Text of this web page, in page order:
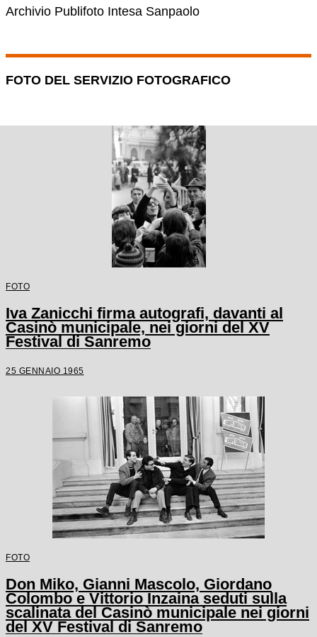
Archivio Publifoto Intesa Sanpaolo
FOTO DEL SERVIZIO FOTOGRAFICO
FOTO
Iva Zanicchi firma autografi, davanti al
Casinò municipale, nei giorni del XV
Festival di Sanremo
25 GENNAIO 1965
FOTO
Don Miko, Gianni Mascolo, Giordano
Colombo e Vittorio Inzaina seduti sulla
scalinata del Casinò municipale nei giorni
del XV Festival di Sanremo